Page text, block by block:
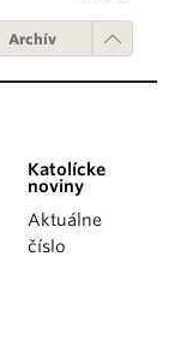
Archív
Katolícke
noviny
Aktuálne
číslo